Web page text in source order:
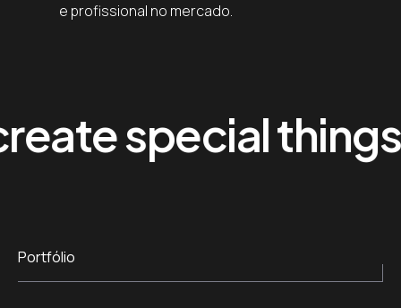
e profissional no mercado.
special things
Portfólio